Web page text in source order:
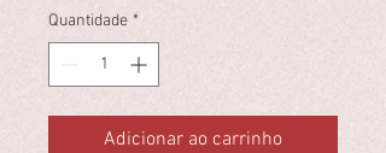
Quantidade *
Adicionar ao carrinho